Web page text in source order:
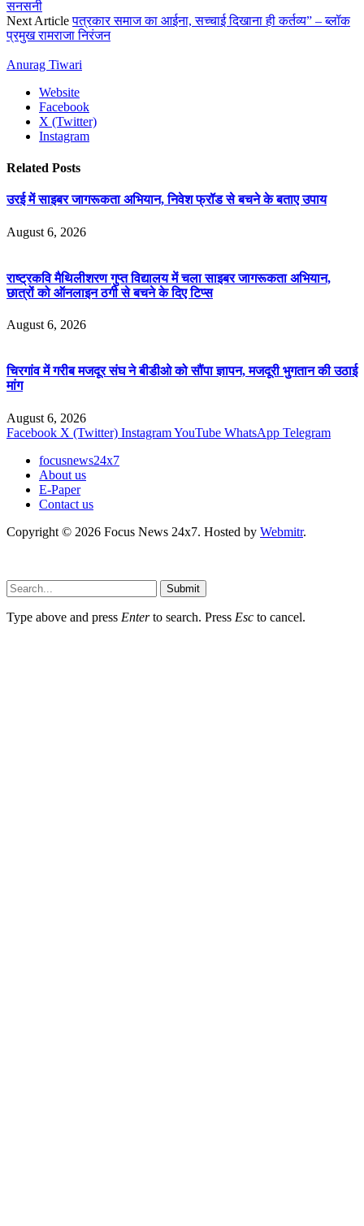
सनसनी
Next Articleपत्रकार समाज का आईना, सच्चाई दिखाना ही कर्तव्य” – ब्लॉक
प्रमुख रामराजा निरंजन
Anurag Tiwari
Website
Facebook
X (Twitter)
Instagram
Related Posts
उरई में साइबर जागरूकता अभियान, निवेश फ्रॉड से बचने के बताए उपाय
August 6, 2026
राष्ट्रकवि मैथिलीशरण गुप्त विद्यालय में चला साइबर जागरूकता अभियान,
छात्रों को ऑनलाइन ठगी से बचने के दिए टिप्स
August 6, 2026
चिरगांव में गरीब मजदूर संघ ने बीडीओ को सौंपा ज्ञापन, मजदूरी भुगतान की उठाई
मांग
August 6, 2026
Facebook X (Twitter) InstagramYouTube WhatsApp Telegram
focusnews24x7
About us
E-Paper
Contact us
Copyright © 2026 Focus News 24x7. Hosted by Webmitr.
Submit
Type above and press Enterto search. Press Esc to cancel.